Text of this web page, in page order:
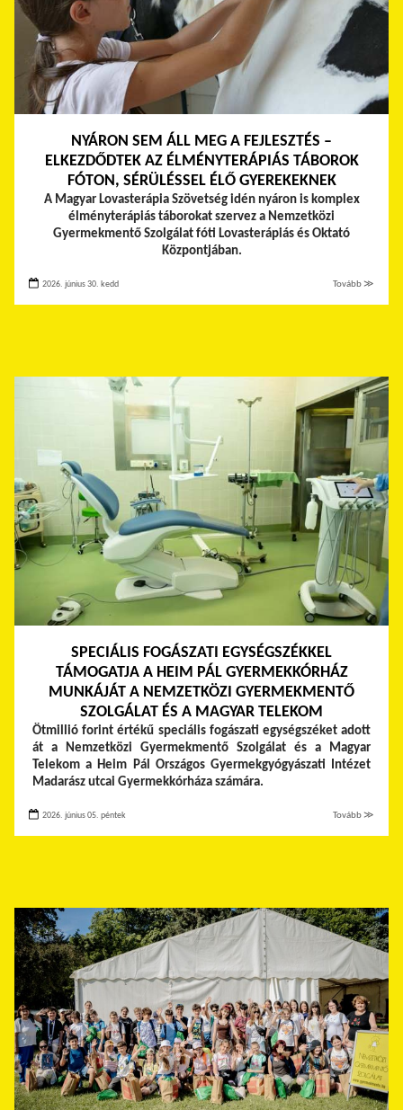
NYÁRON SEM ÁLL MEG A FEJLESZTÉS –
ELKEZDŐDTEK AZ ÉLMÉNYTERÁPIÁS TÁBOROK
FÓTON, SÉRÜLÉSSEL ÉLŐ GYEREKEKNEK
A Magyar Lovasterápia Szövetség idén nyáron is komplex
élményterápiás táborokat szervez a Nemzetközi
Gyermekmentő Szolgálat fóti Lovasterápiás és Oktató
Központjában.
2026. június 30. kedd Tovább ≫
SPECIÁLIS FOGÁSZATI EGYSÉGSZÉKKEL
TÁMOGATJA A HEIM PÁL GYERMEKKÓRHÁZ
MUNKÁJÁT A NEMZETKÖZI GYERMEKMENTŐ
SZOLGÁLAT ÉS A MAGYAR TELEKOM
Ötmillió forint értékű speciális fogászati egységszéket adott
át a Nemzetközi Gyermekmentő Szolgálat és a Magyar
Telekom a Heim Pál Országos Gyermekgyógyászati Intézet
Madarász utcai Gyermekkórháza számára.
2026. június 05. péntek Tovább ≫